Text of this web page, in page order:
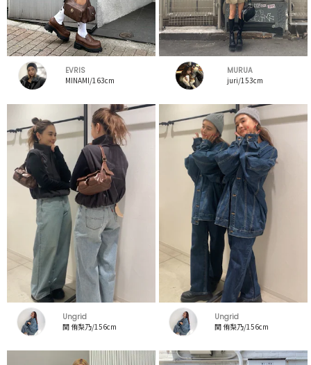
EVRIS
MINAMI/163cm
MURUA
juri/153cm
Ungrid
関 侑梨乃/156cm
Ungrid
関 侑梨乃/156cm